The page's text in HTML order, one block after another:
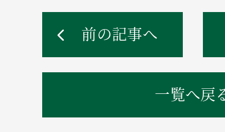
前の記事へ
一覧へ戻